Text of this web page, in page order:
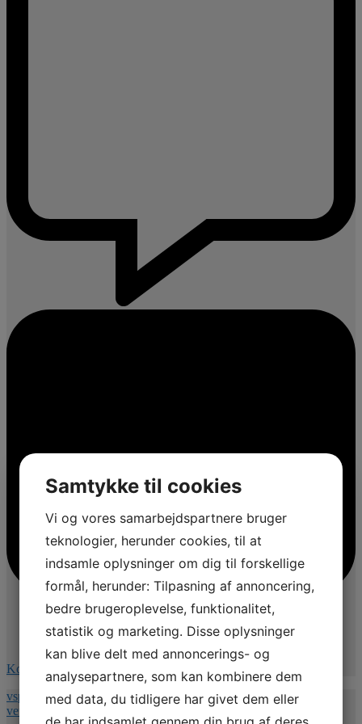
Kommentér på Facebook
vspnet.dk/erfa-moede-for-oplaeringsansvarlige-paa-
veterinaersygeplejerske-uddannelsen/
Samtykke til cookies
Vi og vores samarbejdspartnere bruger
teknologier, herunder cookies, til at
indsamle oplysninger om dig til forskellige
formål, herunder: Tilpasning af annoncering,
bedre brugeroplevelse, funktionalitet,
statistik og marketing. Disse oplysninger
kan blive delt med annoncerings- og
analysepartnere, som kan kombinere dem
med data, du tidligere har givet dem eller